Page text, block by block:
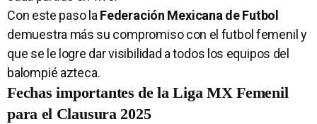
Con este paso laFederación Mexicana de Futbol
demuestra más su compromiso con el futbol femenil y
que se le logre dar visibilidad a todos los equipos del
balompié azteca.
Fechas importantes de la Liga MX Femenil
para el Clausura 2025